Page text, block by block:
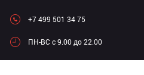
+7 499 501 34 75
ПН-ВC c 9.00 до 22.00